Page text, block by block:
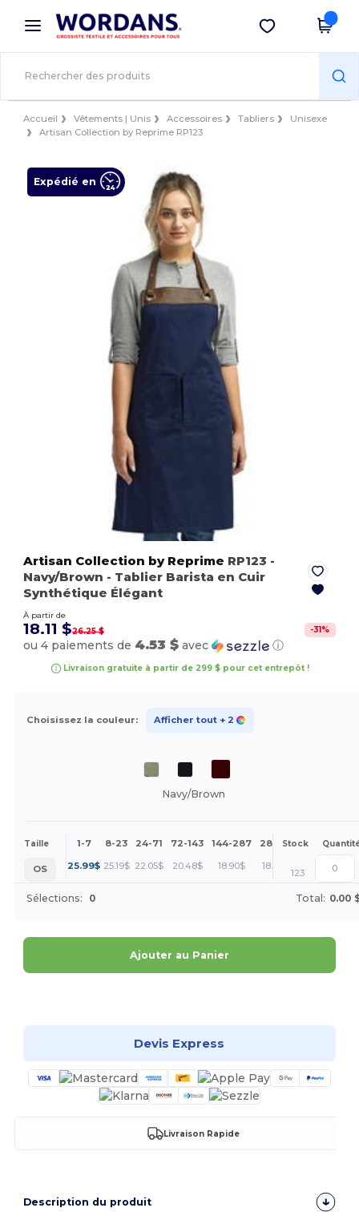
× Appli Wordans
Meilleurs prix sur l’app !
Obtenir l'appli
Accueil Vêtements | Unis Accessoires Tabliers
Unisexe
Artisan Collection by Reprime RP123
Expédié en
Artisan Collection by Reprime RP123 -
Navy/Brown - Tablier Barista en Cuir
Synthétique Élégant
À partir de
18.11 $26.25 $ -31 %
ou 4 paiements de 4.53 $ avec ⓘ
Livraison gratuite à partir de 299 $ pour cet entrepôt !
Choisissez la couleur: Afficher tout + 2
Navy/Brown
Taille 1-7 8-23 24-71 72-143 144-287 288 + Plus
Stock
OS 25.99$ 25.19$ 22.05$ 20.48$ 18.90$ 18.11 +
123
Sélections: 0 Total: 0.00
Ajouter au Panier
Devis Express
Livraison Rapide
Description du produit